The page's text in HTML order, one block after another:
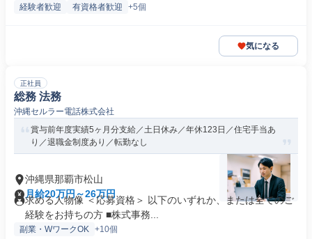
経験者歓迎 有資格者歓迎 +5個
気になる
正社員
総務 法務
沖縄セルラー電話株式会社
賞与前年度実績5ヶ月分支給／土日休み／年休123日／住宅手当あ
り／退職金制度あり／転勤なし
沖縄県那覇市松山
月給20万円～26万円
求める人物像 ＜応募資格＞ 以下のいずれか、または全てのご
経験をお持ちの方 ■株式事務...
副業・WワークOK +10個